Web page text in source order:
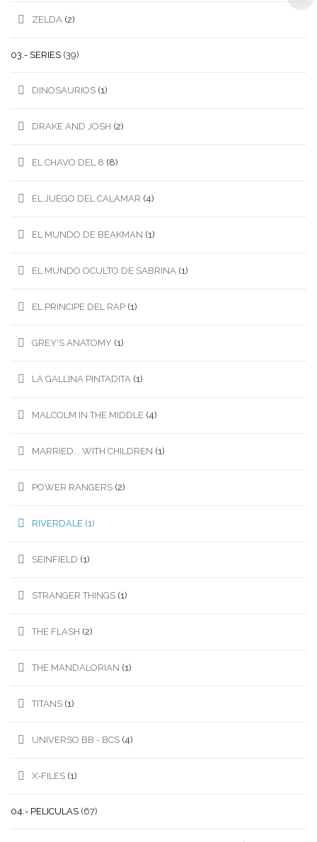
ZELDA (2)
03.- SERIES (39)
DINOSAURIOS (1)
DRAKE AND JOSH (2)
EL CHAVO DEL 8 (8)
EL JUEGO DEL CALAMAR (4)
EL MUNDO DE BEAKMAN (1)
EL MUNDO OCULTO DE SABRINA (1)
EL PRINCIPE DEL RAP (1)
GREY'S ANATOMY (1)
LA GALLINA PINTADITA (1)
MALCOLM IN THE MIDDLE (4)
MARRIED... WITH CHILDREN (1)
POWER RANGERS (2)
RIVERDALE (1)
SEINFIELD (1)
STRANGER THINGS (1)
THE FLASH (2)
THE MANDALORIAN (1)
TITANS (1)
UNIVERSO BB - BCS (4)
X-FILES (1)
04.- PELICULAS (67)